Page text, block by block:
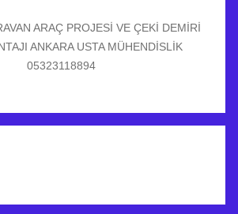
ARAÇ PROJESİ VE ÇEKİ DEMİRİ
ANKARA USTA MÜHENDİSLİK
05323118894